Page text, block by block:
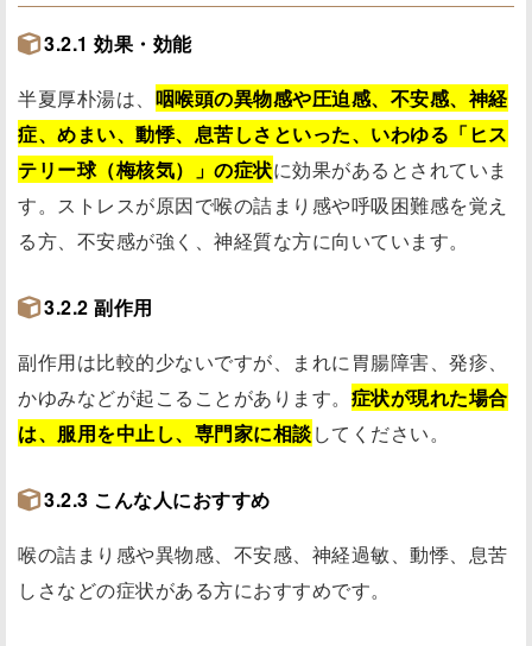
3.2.1 効果・効能
半夏厚朴湯は、 咽喉頭の異物感や圧迫感、不安感、神経
症、めまい、動悸、息苦しさといった、いわゆる「ヒス
テリー球（梅核気）」の症状に効果があるとされていま
す。ストレスが原因で喉の詰まり感や呼吸困難感を覚え
る方、不安感が強く、神経質な方に向いています。
3.2.2 副作用
副作用は比較的少ないですが、まれに胃腸障害、発疹、
かゆみなどが起こることがあります。 症状が現れた場合
は、服用を中止し、専門家に相談してください。
3.2.3 こんな人におすすめ
喉の詰まり感や異物感、不安感、神経過敏、動悸、息苦
しさなどの症状がある方におすすめです。